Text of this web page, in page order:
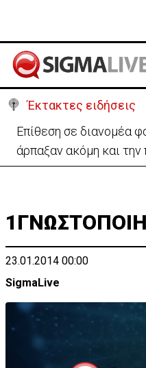
Έκτακτες ειδήσεις
Ο στρατηγός του Τραμπ
πόλεμο με το Ιράν
23.01.2014 00:00
SigmaLive